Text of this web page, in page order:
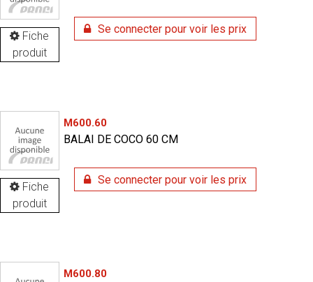
Fiche
produit
Se connecter pour voir les prix
Fiche
produit
M600.60
BALAI DE COCO 60 CM
Se connecter pour voir les prix
M600.80